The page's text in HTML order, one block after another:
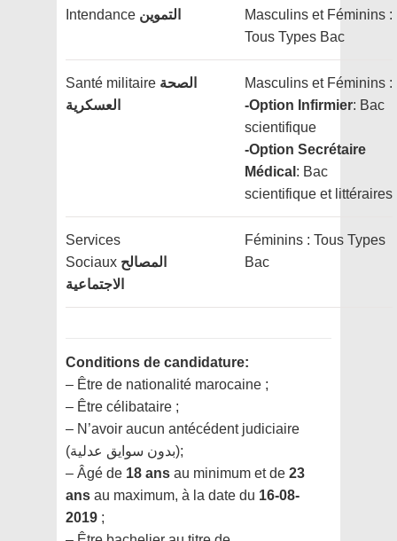
Intendance التموين
Masculins et Féminins :
Tous Types Bac
Santé militaire الصحة
العسكرية
Masculins et Féminins :
-Option Infirmier: Bac
scientifique
-Option Secrétaire
Médical : Bac
scientifique et littéraires
Services
Sociaux المصالح
الاجتماعية
Féminins : Tous Types
Bac
Conditions de candidature:
– Être de nationalité marocaine ;
– Être célibataire ;
– N’avoir aucun antécédent judiciaire
(بدون سوايق عدلية);
– Âgé de 18 ans au minimum et de 23
ans au maximum, à la date du 16-08-
2019 ;